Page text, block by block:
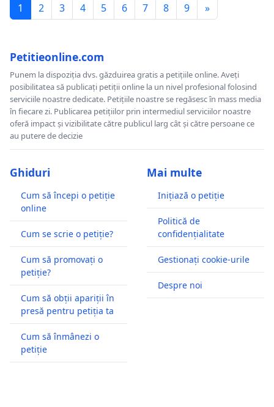
1 2 3 4 5 6 7 8 9 »
Petitieonline.com
Punem la dispoziția dvs. găzduirea gratis a petițiile online. Aveți
posibilitatea să publicați petiții online la un nivel profesional folosind
serviciile noastre dedicate. Petițiile noastre se regăsesc în mass media
în fiecare zi. Publicarea petițiilor prin intermediul serviciilor noastre
oferă impact și vizibilitate către publicul larg cât și către persoane ce
au putere de decizie
Ghiduri
Cum să începi o petiție
online
Cum se scrie o petiție?
Cum să promovați o
petiție?
Cum să obții apariții în
presă pentru petiția ta
Cum să înmânezi o
petiție
Mai multe
Inițiază o petiție
Politică de
confidențialitate
Gestionați cookie-urile
Despre noi